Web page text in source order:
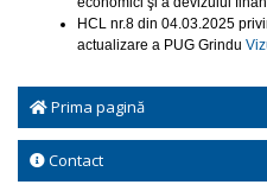
Prima pagină
Contact
HCL nr.8 din 04.03.2025
actualizare a PUG Grindu